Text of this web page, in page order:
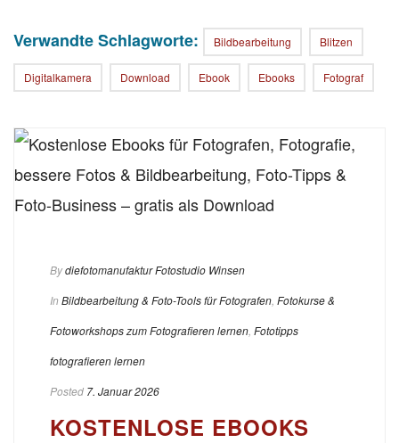
Verwandte Schlagworte: Bildbearbeitung Blitzen
Digitalkamera Download Ebook Ebooks Fotograf
Bydiefotomanufaktur Fotostudio Winsen
In Bildbearbeitung & Foto-Tools für Fotografen Fotokurse &
Fotoworkshops zum Fotografieren lernen Fototipps
fotografieren lernen
Posted 7. Januar 2026
KOSTENLOSE EBOOKS